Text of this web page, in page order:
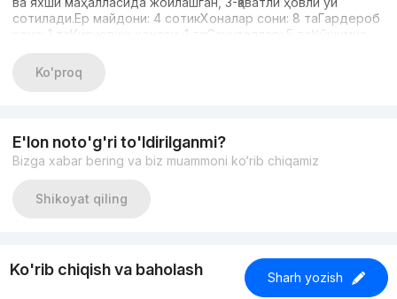
сотилади.Ер майдони: 4 сотикХоналар сони: 8 таГардероб
хона: 1 таКир ювиш хонаси: 1 таСанузеллар: 5 таҚўшимча
кириш қисми- Баланд шифтлар- Сифатли таъмир- Барча
коммуникациялар бор (газ, сув, электр)- Машина учун жой,
Ko'proq
E'lon noto'g'ri to'ldirilganmi?
Bizga xabar bering va biz muammoni ko‘rib chiqamiz
Shikoyat qiling
Ko'rib chiqish va baholash Sharh yozish